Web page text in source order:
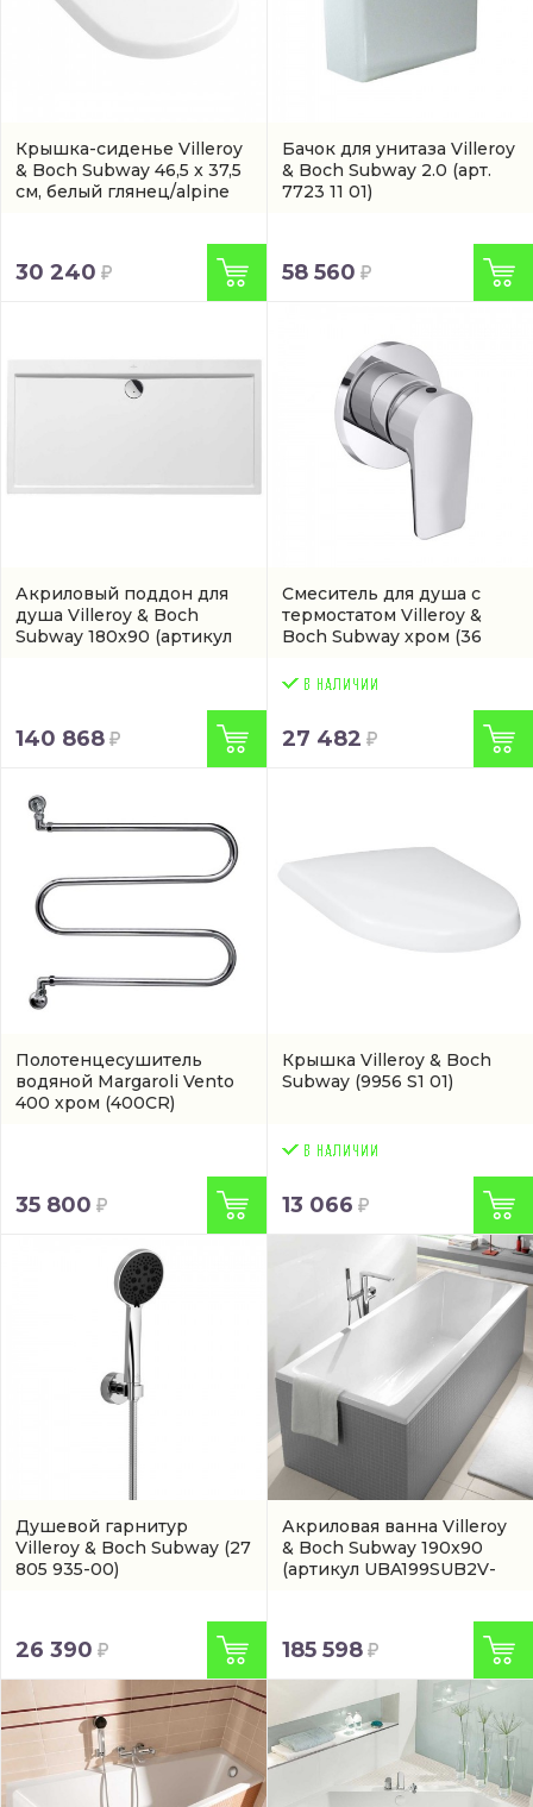
Крышка-сиденье Villeroy
& Boch Subway 46,5 x 37,5
см, белый глянец/alpine
30 240
Бачок для унитаза Villeroy
& Boch Subway 2.0 (арт.
7723 11 01)
58 560
Акриловый поддон для
душа Villeroy & Boch
Subway 180x90 (артикул
140 868
Смеситель для душа с
термостатом Villeroy &
Boch Subway хром (36
27 482
Полотенцесушитель
водяной Margaroli Vento
400 хром (400CR)
35 800
Крышка Villeroy & Boch
Subway (9956 S1 01)
13 066
Душевой гарнитур
Villeroy & Boch Subway (27
805 935-00)
26 390
Акриловая ванна Villeroy
& Boch Subway 190x90
(артикул UBA199SUB2V-
185 598